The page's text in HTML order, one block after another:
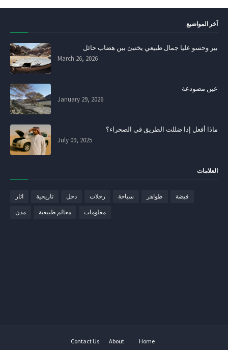
آخر المواضيع
بير وحسو عليا جمال طبيعي يختبئ بين هضاب حائل
March 26, 2026
عين مصودعة
January 29, 2026
ماذا أفعل إذا ضللت الطريق في الصحراء؟
July 09, 2025
العلامات
اثار تاريخية دحل رحلات سياحة ظواهر فيضة
مدن معالم طبيعية معلومات
Home
About
Contact Us